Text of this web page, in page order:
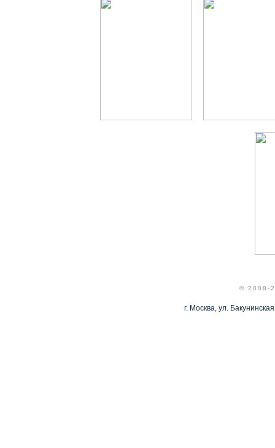
© 2008-
г. Москва, ул.